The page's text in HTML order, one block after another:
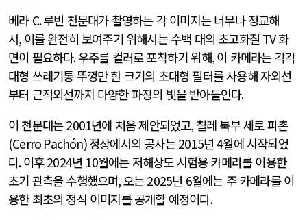
베라 C.루빈 천문대가 촬영하는 각 이미지는 너무나 정교해
서, 이를 완전히 보여주기 위해서는 수백 대의 초고화질 TV화
면이 필요하다.우주를 컬러로 포착하기 위해,이 카메라는 각각
대형 쓰레기통 뚜껑만 한 크기의 초대형 필터를 사용해 자외선
부터 근적외선까지 다양한 파장의 빛을 받아들인다.
이 천문대는2001년에 처음 제안되었고, 칠레 북부 세로 파촌
(Cerro Pachón)정상에서의 공사는2015년4월에 시작되었
다.이후2024년 10월에는 저해상도 시험용 카메라를 이용한
초기 관측을 수행했으며,오는2025년 6월에는 주 카메라를 이
용한 최초의 정식 이미지를 공개할 예정이다.